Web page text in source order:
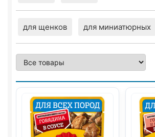
для щенков для миниатюрных